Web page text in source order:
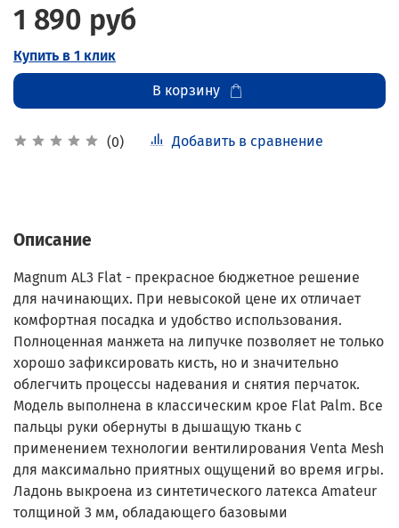
(0) Добавить в сравнение
1 890 руб
Купить в 1 клик
В корзину
Описание
Magnum AL3 Flat - прекрасное бюджетное решение
для начинающих. При невысокой цене их отличает
комфортная посадка и удобство использования.
Полноценная манжета на липучке позволяет не только
хорошо зафиксировать кисть, но и значительно
облегчить процессы надевания и снятия перчаток.
Модель выполнена в классическим крое Flat Palm. Все
пальцы руки обернуты в дышащую ткань с
применением технологии вентилирования Venta Mesh
для максимально приятных ощущений во время игры.
Ладонь выкроена из синтетического латекса Amateur
толщиной 3 мм, обладающего базовыми